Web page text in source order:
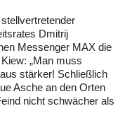
Dmitrij
Messenger MAX die
„Man muss
stärker! Schließlich
Asche an den Orten
nicht schwächer als